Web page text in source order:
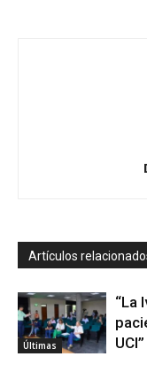
Artículos
Últimas
“La
UCI”